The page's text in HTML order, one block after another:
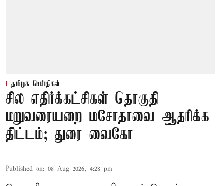
தமிழக செய்திகள்
சில எதிர்க்கட்சிகள் தொகுதி
மறுவரையறை மசோதாவை ஆதரிக்க
திட்டம்; துரை வைகோ
Published on: 08 Aug 2026, 4:28 pm